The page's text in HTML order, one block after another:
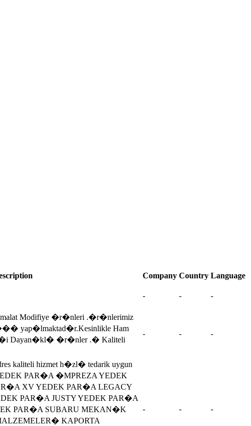
Company Country Language
- - -
Modifiye �r�nleri .�r�nlerimiz
yap�lmaktad�r.Kesinlikle Ham
Dayan�kl� �r�nler .� Kaliteli
- - -
kaliteli hizmet h�zl� tedarik uygun
PAR�A �MPREZA YEDEK
XV YEDEK PAR�A LEGACY
PAR�A JUSTY YEDEK PAR�A
PAR�A SUBARU MEKAN�K
KAPORTA
- - -